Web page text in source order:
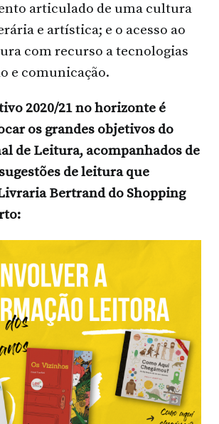
articulado de uma cultura
e artística; e o acesso ao
com recurso a tecnologias
e comunicação.
2020/21 no horizonte é
os grandes objetivos do
de Leitura, acompanhados de
de leitura que
Bertrand do Shopping